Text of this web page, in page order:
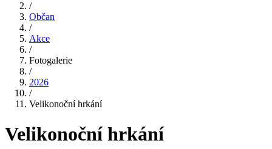
/
Občan
/
Akce
/
Fotogalerie
/
2026
/
Velikonoční hrkání
Velikonoční hrkání